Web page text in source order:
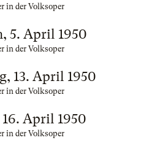
in der Volksoper
5. April 1950
in der Volksoper
13. April 1950
in der Volksoper
April 1950
in der Volksoper